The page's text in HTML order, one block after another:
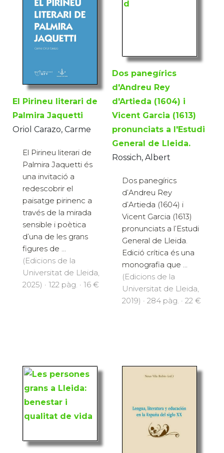
El Pirineu literari de
Palmira Jaquetti
Oriol Carazo, Carme
El Pirineu literari de
Palmira Jaquetti és
una invitació a
redescobrir el
paisatge pirinenc a
través de la mirada
sensible i poètica
d’una de les grans
figures de ...
(Edicions de la
Universitat de Lleida,
2025) · 122 pàg. · 16 €
Dos panegírics
d'Andreu Rey
d'Artieda (1604) i
Vicent Garcia (1613)
pronunciats a l'Estudi
General de Lleida.
Rossich, Albert
Dos panegírics
d’Andreu Rey
d’Artieda (1604) i
Vicent Garcia (1613)
pronunciats a l’Estudi
General de Lleida.
Edició crítica és una
monografia que ...
(Edicions de la
Universitat de Lleida,
2019) · 284 pàg. · 22 €